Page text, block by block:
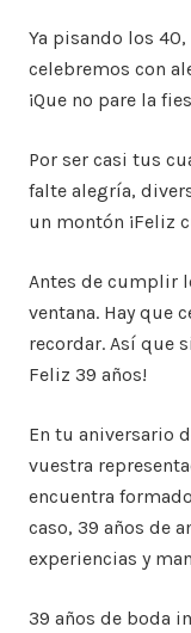
Ya pisando los
celebremos con
¡Que no pare la
Por ser casi tus
falte alegría,
un montón ¡Feliz
Antes de cumplir
ventana. Hay que
recordar. Así que
Feliz 39 años!
En tu aniversario
vuestra
encuentra
caso, 39 años de
experiencias y
39 años de boda